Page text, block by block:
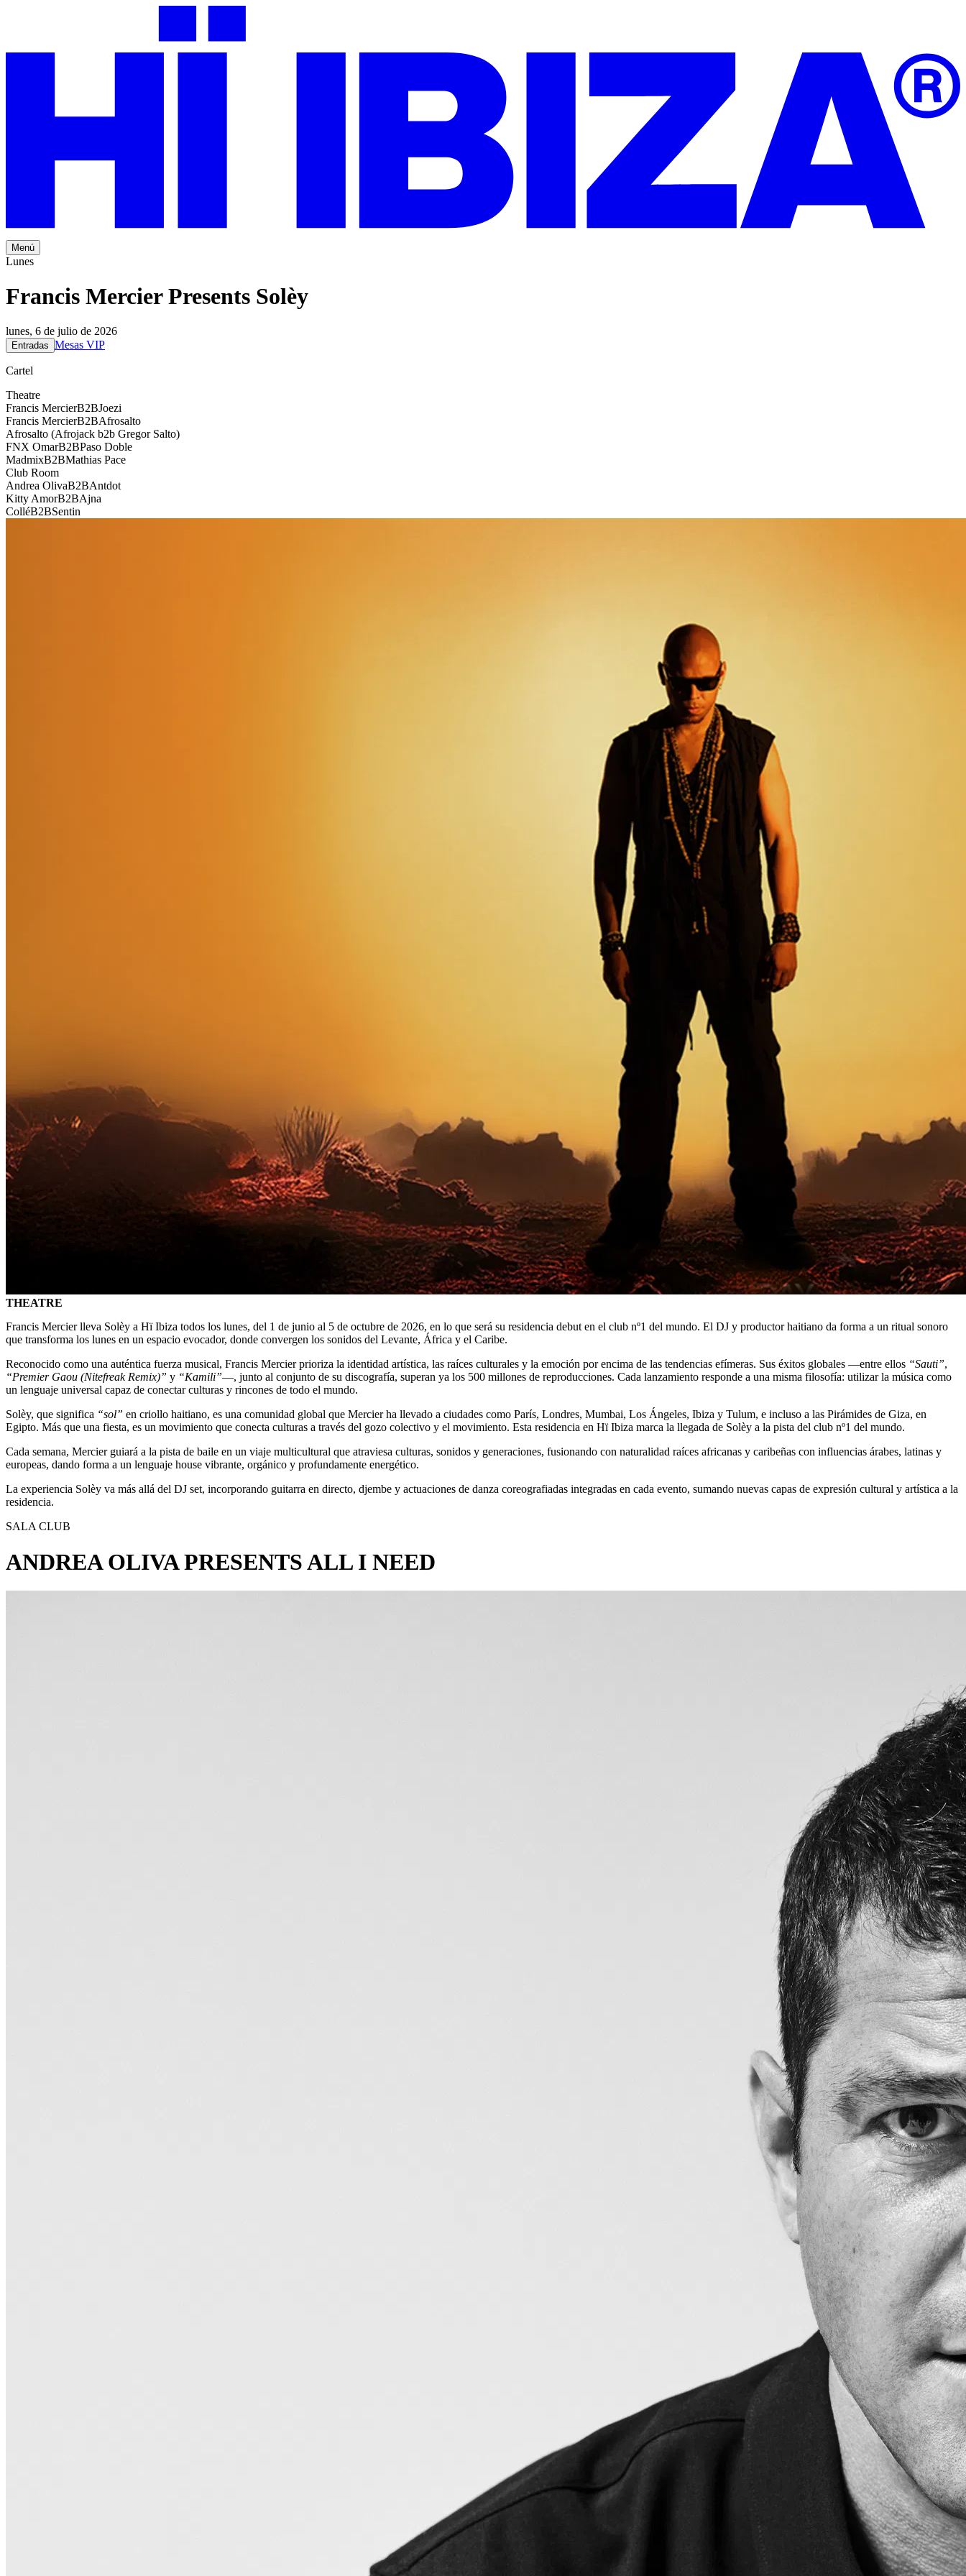
Menú
Lunes
Francis Mercier Presents Solèy
lunes, 6 de julio de 2026
Entradas Mesas VIP
Cartel
Theatre
Francis MercierB2BJoezi
Francis MercierB2BAfrosalto
Afrosalto (Afrojack b2b Gregor Salto)
FNX OmarB2BPaso Doble
MadmixB2BMathias Pace
Club Room
Andrea OlivaB2BAntdot
Kitty AmorB2BAjna
ColléB2BSentin
THEATRE
Francis Mercier lleva Solèy a Hï Ibiza todos los lunes, del 1 de junio al 5 de octubre de 2026, en lo que será su residencia debut en el club nº1 del mundo. El DJ y productor haitiano da forma a un ritual sonoro
que transforma los lunes en un espacio evocador, donde convergen los sonidos del Levante, África y el Caribe.
Reconocido como una auténtica fuerza musical, Francis Mercier prioriza la identidad artística, las raíces culturales y la emoción por encima de las tendencias efímeras. Sus éxitos globales —entre ellos “Sauti”,
“Premier Gaou (Nitefreak Remix)” y “Kamili”—, junto al conjunto de su discografía, superan ya los 500 millones de reproducciones. Cada lanzamiento responde a una misma filosofía: utilizar la música como
un lenguaje universal capaz de conectar culturas y rincones de todo el mundo.
Solèy, que significa “sol” en criollo haitiano, es una comunidad global que Mercier ha llevado a ciudades como París, Londres, Mumbai, Los Ángeles, Ibiza y Tulum, e incluso a las Pirámides de Giza, en
Egipto. Más que una fiesta, es un movimiento que conecta culturas a través del gozo colectivo y el movimiento. Esta residencia en Hï Ibiza marca la llegada de Solèy a la pista del club nº1 del mundo.
Cada semana, Mercier guiará a la pista de baile en un viaje multicultural que atraviesa culturas, sonidos y generaciones, fusionando con naturalidad raíces africanas y caribeñas con influencias árabes, latinas y
europeas, dando forma a un lenguaje house vibrante, orgánico y profundamente energético.
La experiencia Solèy va más allá del DJ set, incorporando guitarra en directo, djembe y actuaciones de danza coreografiadas integradas en cada evento, sumando nuevas capas de expresión cultural y artística a la
residencia.
SALA CLUB
ANDREA OLIVA PRESENTS ALL I NEED